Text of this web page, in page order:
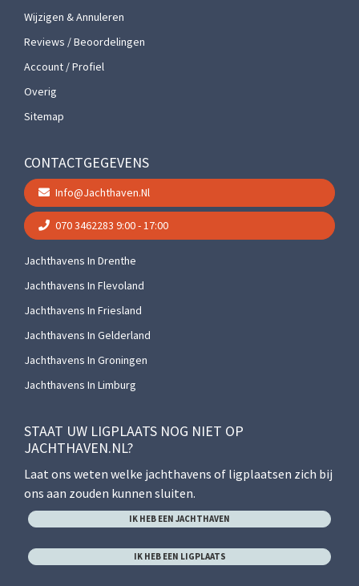
Wijzigen & Annuleren
Reviews / Beoordelingen
Account / Profiel
Overig
Sitemap
CONTACTGEGEVENS
Info@jachthaven.nl
070 3462283 9:00 - 17:00
Jachthavens In Drenthe
Jachthavens In Flevoland
Jachthavens In Friesland
Jachthavens In Gelderland
Jachthavens In Groningen
Jachthavens In Limburg
STAAT UW LIGPLAATS NOG NIET OP
JACHTHAVEN.NL?
Laat ons weten welke jachthavens of ligplaatsen zich bij
ons aan zouden kunnen sluiten.
IK HEB EEN JACHTHAVEN
IK HEB EEN LIGPLAATS